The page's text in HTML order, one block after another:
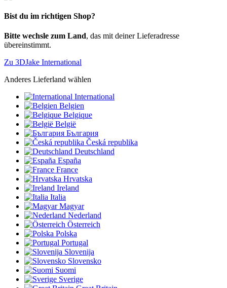
Bist du im richtigen Shop?
Bitte wechsle zum Land, das mit deiner Lieferadresse
übereinstimmt.
Zu 3DJake International
Anderes Lieferland wählen
International
Belgien
Belgique
België
България
Česká republika
Deutschland
España
France
Hrvatska
Ireland
Italia
Magyar
Nederland
Österreich
Polska
Portugal
Slovenija
Slovensko
Suomi
Sverige